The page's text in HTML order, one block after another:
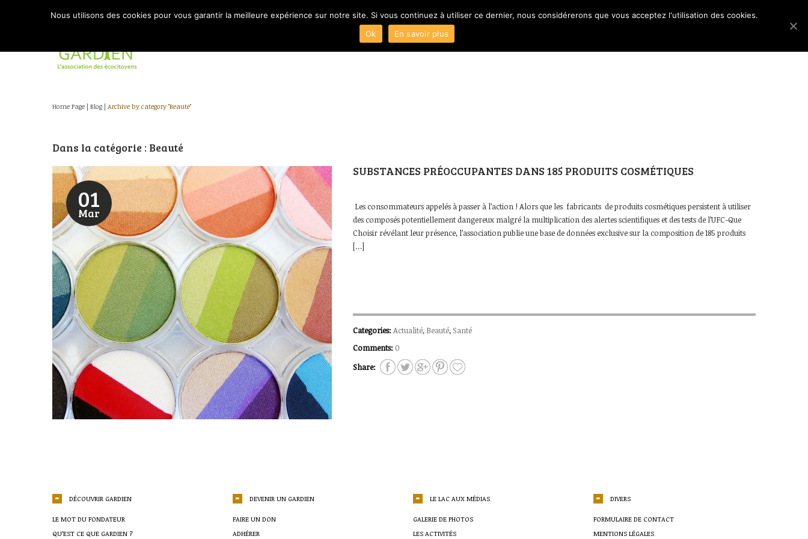
ACCUEIL
Home Page | Blog | Archive by category "Beauté"
Dans la catégorie : Beauté
01
Mar
SUBSTANCES PRÉOCCUPANTES DANS 185 PRODUITS COSMÉTIQUES
Les consommateurs appelés à passer à l’action ! Alors que les fabricants de produits cosmétiques persistent à utiliser
des composés potentiellement dangereux malgré la multiplication des alertes scientifiques et des tests de l’UFC-Que
Choisir révélant leur présence, l’association publie une base de données exclusive sur la composition de 185 produits
[…]
Categories:Actualité, Beauté, Santé
Comments: 0
Share:
DÉCOUVRIR GARDIEN
LE MOT DU FONDATEUR
QU’EST CE QUE GARDIEN ?
DEVENIR UN GARDIEN
FAIRE UN DON
ADHÉRER
LE LAC AUX MÉDIAS
GALERIE DE PHOTOS
LES ACTIVITÉS
DIVERS
FORMULAIRE DE CONTACT
MENTIONS LÉGALES
Nous utilisons des cookies pour vous garantir la meilleure expérience sur notre site. Si vous continuez à utiliser ce dernier, nous considérerons que vous acceptez l'utilisation des cookies.
Ok
En savoir plus